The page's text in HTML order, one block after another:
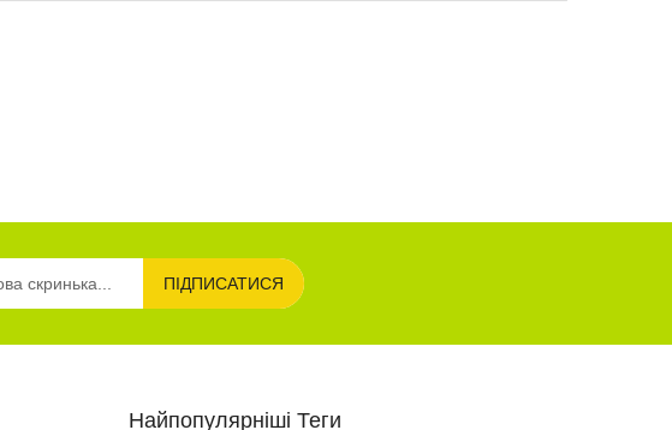
ПІДПИСАТИСЯ
Найпопулярніші Теги